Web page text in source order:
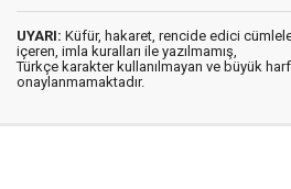
UYARI: Küfür, hakaret, rencide edici
içeren, imla kuralları ile yazılmamış,
Türkçe karakter kullanılmayan ve büyük
onaylanmamaktadır.